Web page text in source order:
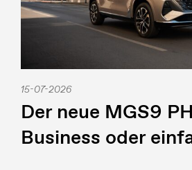
15-07-2026
Der neue MGS9
Business oder